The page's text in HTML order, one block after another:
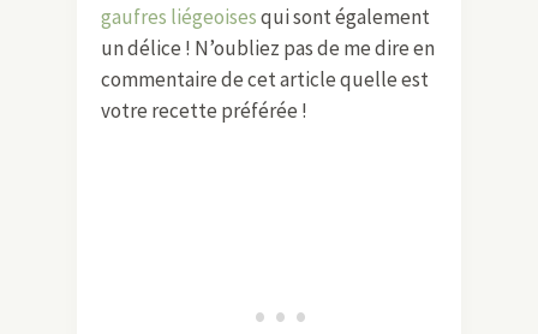
gaufres liégeoisesqui sont également
un délice ! N’oubliez pas de me dire en
commentaire de cet article quelle est
votre recette préférée !